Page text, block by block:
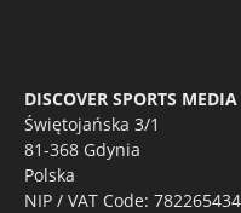
DISCOVER SPORTS MEDIA
Świętojańska 3/1
81-368 Gdynia
Polska
NIP / VAT Code: